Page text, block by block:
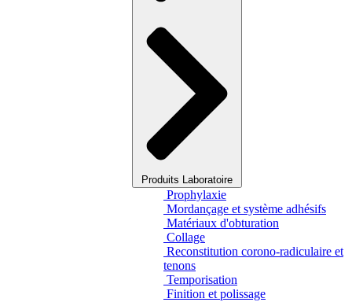
Produits Laboratoire
Prophylaxie
Mordançage et système adhésifs
Matériaux d'obturation
Collage
Reconstitution corono-radiculaire et
tenons
Temporisation
Finition et polissage